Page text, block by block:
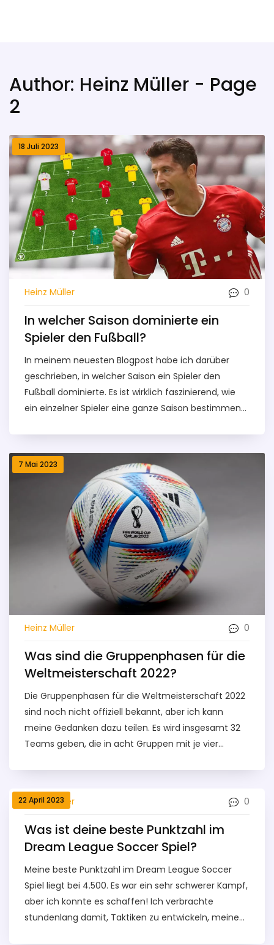
Author: Heinz Müller - Page
2
18 Juli 2023
Heinz Müller 0
In welcher Saison dominierte ein
Spieler den Fußball?
In meinem neuesten Blogpost habe ich darüber
geschrieben, in welcher Saison ein Spieler den
Fußball dominierte. Es ist wirklich faszinierend, wie
ein einzelner Spieler eine ganze Saison bestimmen
Leistungen zu analysieren und zu sehen, wie diese
Spieler ihre Teams zu Siegen geführt haben. Bleibt
dran für weitere Einblicke in die Welt des Fußballs.
7 Mai 2023
Heinz Müller 0
Was sind die Gruppenphasen für die
Weltmeisterschaft 2022?
Die Gruppenphasen für die Weltmeisterschaft 2022
sind noch nicht offiziell bekannt, aber ich kann
meine Gedanken dazu teilen. Es wird insgesamt 32
Teams geben, die in acht Gruppen mit je vier
besten zwei Teams aus jeder Gruppe kommen in
die nächste Runde. Die Gruppenauslosung wird
spannend, da sie die ersten Begegnungen und
möglichen Favoriten bestimmt. Ich freue mich
schon auf die spannenden Spiele und bin gespannt,
welche Teams in den Gruppenphasen
aufeinandertreffen werden.
22 April 2023
Heinz Müller 0
Was ist deine beste Punktzahl im
Dream League Soccer Spiel?
Meine beste Punktzahl im Dream League Soccer
Spiel liegt bei 4.500. Es war ein sehr schwerer Kampf,
aber ich konnte es schaffen! Ich verbrachte
stundenlang damit, Taktiken zu entwickeln, meine